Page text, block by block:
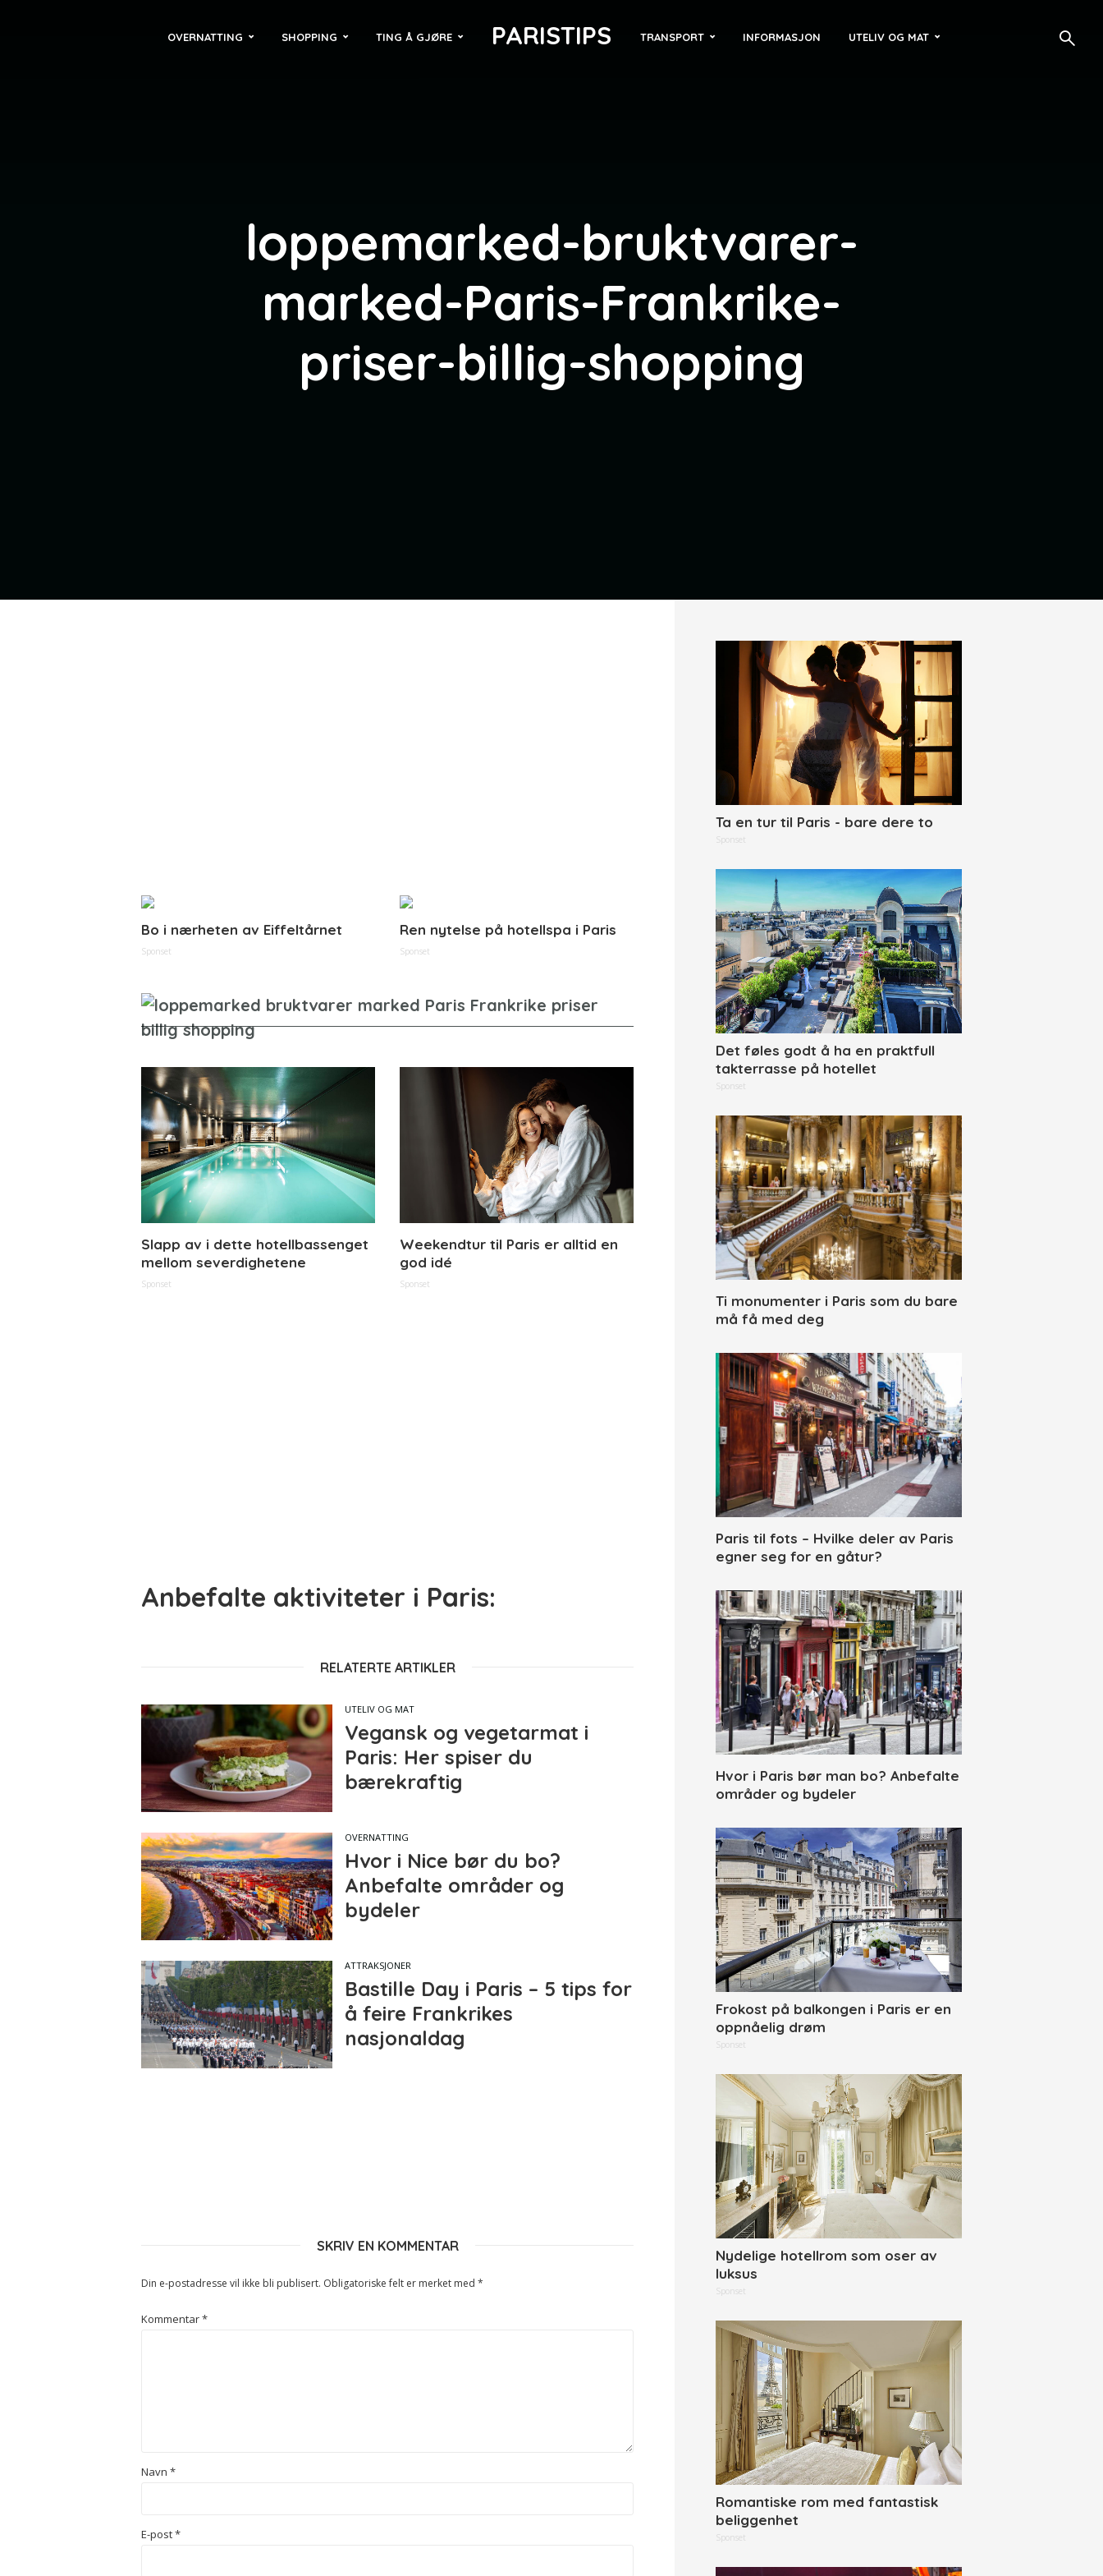
OVERNATTING SHOPPING TING Å GJØRE PARISTIPS TRANSPORT INFORMASJON UTELIV OG MAT
loppemarked-bruktvarer-
marked-Paris-Frankrike-
priser-billig-shopping
Bo i nærheten av Eiffeltårnet
Sponset
Ren nytelse på hotellspa i Paris
Sponset
Slapp av i dette hotellbassenget
mellom severdighetene
Sponset
Weekendtur til Paris er alltid en
god idé
Sponset
Anbefalte aktiviteter i Paris:
RELATERTE ARTIKLER
UTELIV OG MAT
Vegansk og vegetarmat i
Paris: Her spiser du
bærekraftig
OVERNATTING
Hvor i Nice bør du bo?
Anbefalte områder og
bydeler
ATTRAKSJONER
Bastille Day i Paris – 5 tips for
å feire Frankrikes
nasjonaldag
SKRIV EN KOMMENTAR
Din e-postadresse vil ikke bli publisert. Obligatoriske felt er merket med *
Kommentar*
Navn *
E-post*
Ta en tur til Paris - bare dere to
Sponset
Det føles godt å ha en praktfull
takterrasse på hotellet
Sponset
Ti monumenter i Paris som du bare
må få med deg
Paris til fots – Hvilke deler av Paris
egner seg for en gåtur?
Hvor i Paris bør man bo? Anbefalte
områder og bydeler
Frokost på balkongen i Paris er en
oppnåelig drøm
Sponset
Nydelige hotellrom som oser av
luksus
Sponset
Romantiske rom med fantastisk
beliggenhet
Sponset